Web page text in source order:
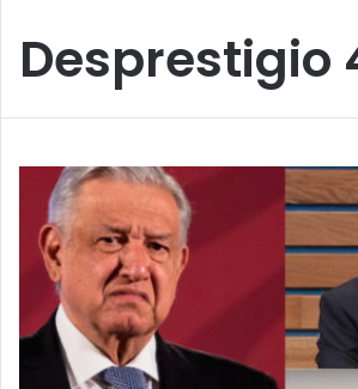
Desprestigio